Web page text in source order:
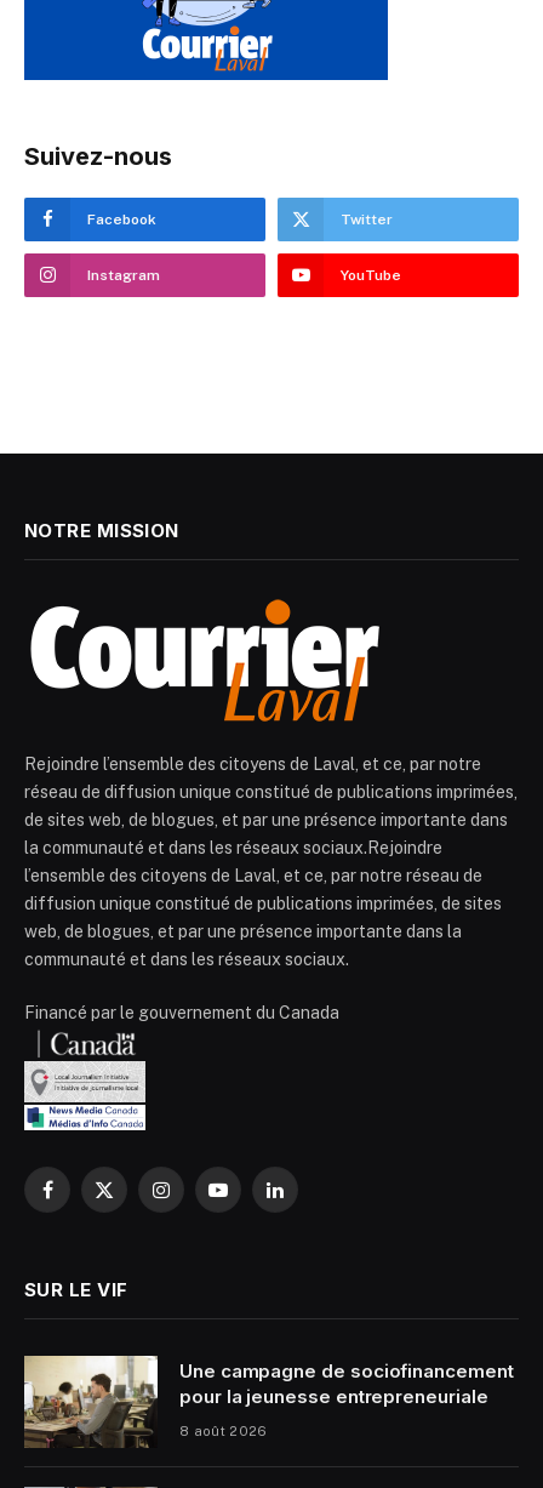
Suivez-nous
Facebook Twitter
Instagram YouTube
NOTRE MISSION
Rejoindre l’ensemble des citoyens de Laval, et ce, par notre
réseau de diffusion unique constitué de publications imprimées,
de sites web, de blogues, et par une présence importante dans
la communauté et dans les réseaux sociaux.Rejoindre
l’ensemble des citoyens de Laval, et ce, par notre réseau de
diffusion unique constitué de publications imprimées, de sites
web, de blogues, et par une présence importante dans la
communauté et dans les réseaux sociaux.
Financé par le gouvernement du Canada
Facebook
X
InstagramYouTubeLinkedIn
SUR LE VIF
Une campagne de sociofinancement
pour la jeunesse entrepreneuriale
8 août 2026